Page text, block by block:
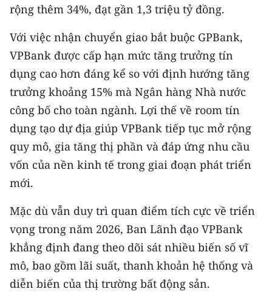
rộng thêm 34%, đạt gần 1,3 triệu tỷ đồng.
Với việc nhận chuyển giao bắt buộc GPBank,
VPBank được cấp hạn mức tăng trưởng tín
dụng cao hơn đáng kể so với định hướng tăng
trưởng khoảng 15% mà Ngân hàng Nhà nước
công bố cho toàn ngành. Lợi thế về room tín
dụng tạo dự địa giúp VPBank tiếp tục mở rộng
quy mô, gia tăng thị phần và đáp ứng nhu cầu
vốn của nền kinh tế trong giai đoạn phát triển
mới.
Mặc dù vẫn duy trì quan điểm tích cực về triển
vọng trong năm 2026, Ban Lãnh đạo VPBank
khẳng định đang theo dõi sát nhiều biến số vĩ
mô, bao gồm lãi suất, thanh khoản hệ thống và
diễn biến của thị trường bất động sản.